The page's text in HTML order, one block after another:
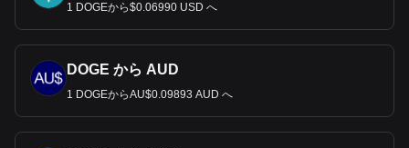
1 DOGEから$0.06990 USD へ
DOGE から AUD
1 DOGEからAU$0.09893 AUD へ